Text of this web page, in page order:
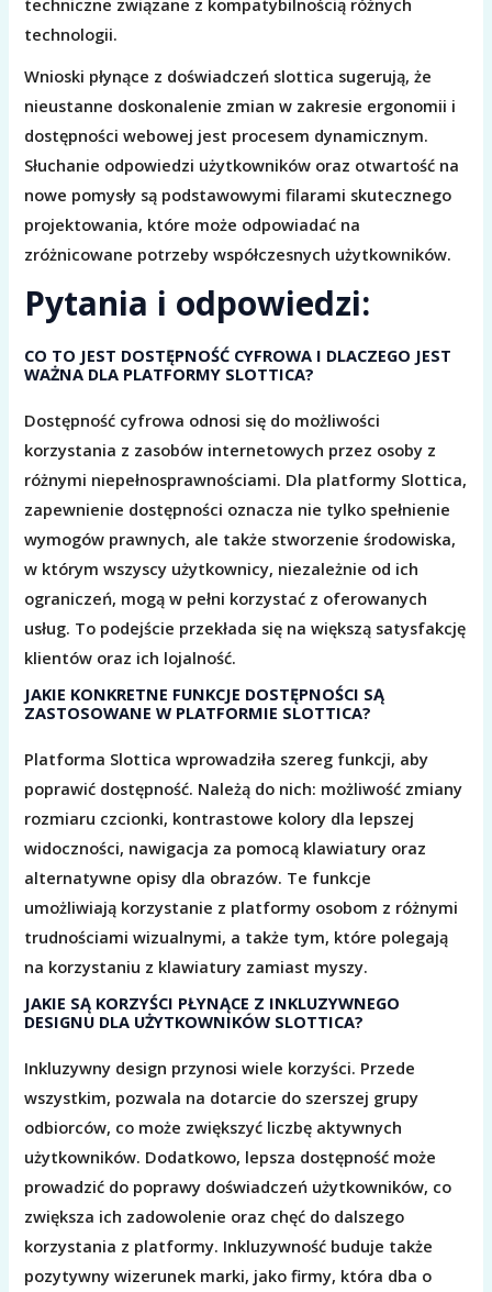
techniczne związane z kompatybilnością różnych
technologii.
Wnioski płynące z doświadczeń slottica sugerują, że
nieustanne doskonalenie zmian w zakresie ergonomii i
dostępności webowej jest procesem dynamicznym.
Słuchanie odpowiedzi użytkowników oraz otwartość na
nowe pomysły są podstawowymi filarami skutecznego
projektowania, które może odpowiadać na
zróżnicowane potrzeby współczesnych użytkowników.
Pytania i odpowiedzi:
CO TO JEST DOSTĘPNOŚĆ CYFROWA I DLACZEGO JEST
WAŻNA DLA PLATFORMY SLOTTICA?
Dostępność cyfrowa odnosi się do możliwości
korzystania z zasobów internetowych przez osoby z
różnymi niepełnosprawnościami. Dla platformy Slottica,
zapewnienie dostępności oznacza nie tylko spełnienie
wymogów prawnych, ale także stworzenie środowiska,
w którym wszyscy użytkownicy, niezależnie od ich
ograniczeń, mogą w pełni korzystać z oferowanych
usług. To podejście przekłada się na większą satysfakcję
klientów oraz ich lojalność.
JAKIE KONKRETNE FUNKCJE DOSTĘPNOŚCI SĄ
ZASTOSOWANE W PLATFORMIE SLOTTICA?
Platforma Slottica wprowadziła szereg funkcji, aby
poprawić dostępność. Należą do nich: możliwość zmiany
rozmiaru czcionki, kontrastowe kolory dla lepszej
widoczności, nawigacja za pomocą klawiatury oraz
alternatywne opisy dla obrazów. Te funkcje
umożliwiają korzystanie z platformy osobom z różnymi
trudnościami wizualnymi, a także tym, które polegają
na korzystaniu z klawiatury zamiast myszy.
JAKIE SĄ KORZYŚCI PŁYNĄCE Z INKLUZYWNEGO
DESIGNU DLA UŻYTKOWNIKÓW SLOTTICA?
Inkluzywny design przynosi wiele korzyści. Przede
wszystkim, pozwala na dotarcie do szerszej grupy
odbiorców, co może zwiększyć liczbę aktywnych
użytkowników. Dodatkowo, lepsza dostępność może
prowadzić do poprawy doświadczeń użytkowników, co
zwiększa ich zadowolenie oraz chęć do dalszego
korzystania z platformy. Inkluzywność buduje także
pozytywny wizerunek marki, jako firmy, która dba o